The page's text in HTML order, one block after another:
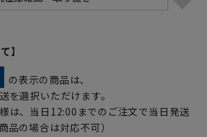
】
の表示の商品は、
を選択いただけます。
は、当日12:00までのご注文で当日発送
品の場合は対応不可）